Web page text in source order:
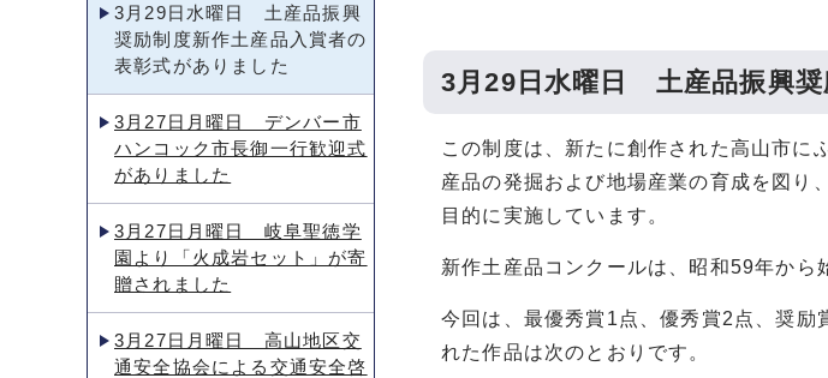
3月29日水曜日 土産品振興奨
この制度は、新たに創作された高山市に
産品の発掘および地場産業の育成を図り
目的に実施しています。
新作土産品コンクールは、昭和59年から
今回は、最優秀賞1点、優秀賞2点、奨励
れた作品は次のとおりです。
3月29日水曜日 土産品振興
奨励制度新作土産品入賞者の
表彰式がありました
3月27日月曜日 デンバー市
ハンコック市長御一行歓迎式
がありました
3月27日月曜日 岐阜聖徳学
園より「火成岩セット」が寄
贈されました
3月27日月曜日 高山地区交
通安全協会による交通安全啓